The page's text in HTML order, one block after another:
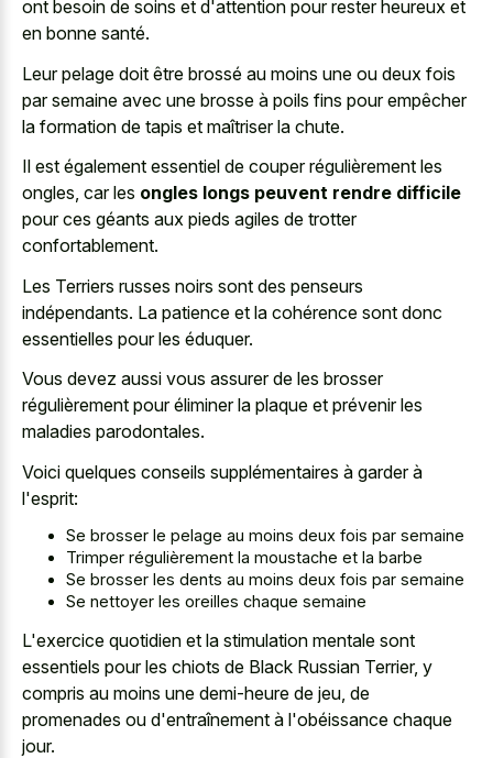
ont besoin de soins et d'attention pour rester heureux et
en bonne santé.
Leur pelage doit être brossé au moins une ou deux fois
par semaine avec une brosse à poils fins pour empêcher
la formation de tapis et maîtriser la chute.
Il est également essentiel de couper régulièrement les
ongles, car les ongles longs peuvent rendre difficile
pour ces géants aux pieds agiles de trotter
confortablement.
Les Terriers russes noirs sont des penseurs
indépendants. La patience et la cohérence sont donc
essentielles pour les éduquer.
Vous devez aussi vous assurer de les brosser
régulièrement pour éliminer la plaque et prévenir les
maladies parodontales.
Voici quelques conseils supplémentaires à garder à
l'esprit:
Se brosser le pelage au moins deux fois par semaine
Trimper régulièrement la moustache et la barbe
Se brosser les dents au moins deux fois par semaine
Se nettoyer les oreilles chaque semaine
L'exercice quotidien et la stimulation mentale sont
essentiels pour les chiots de Black Russian Terrier, y
compris au moins une demi-heure de jeu, de
promenades ou d'entraînement à l'obéissance chaque
jour.